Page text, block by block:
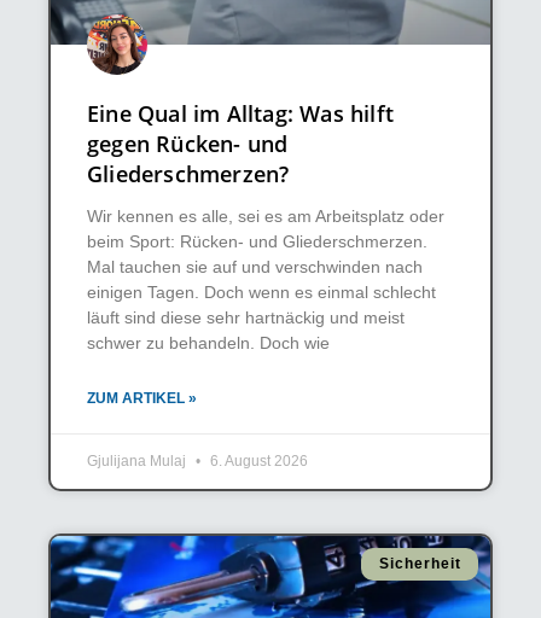
Eine Qual im Alltag: Was hilft
gegen Rücken- und
Gliederschmerzen?
Wir kennen es alle, sei es am Arbeitsplatz oder
beim Sport: Rücken- und Gliederschmerzen.
Mal tauchen sie auf und verschwinden nach
einigen Tagen. Doch wenn es einmal schlecht
läuft sind diese sehr hartnäckig und meist
schwer zu behandeln. Doch wie
ZUM ARTIKEL »
Gjulijana Mulaj 6. August 2026
Sicherheit